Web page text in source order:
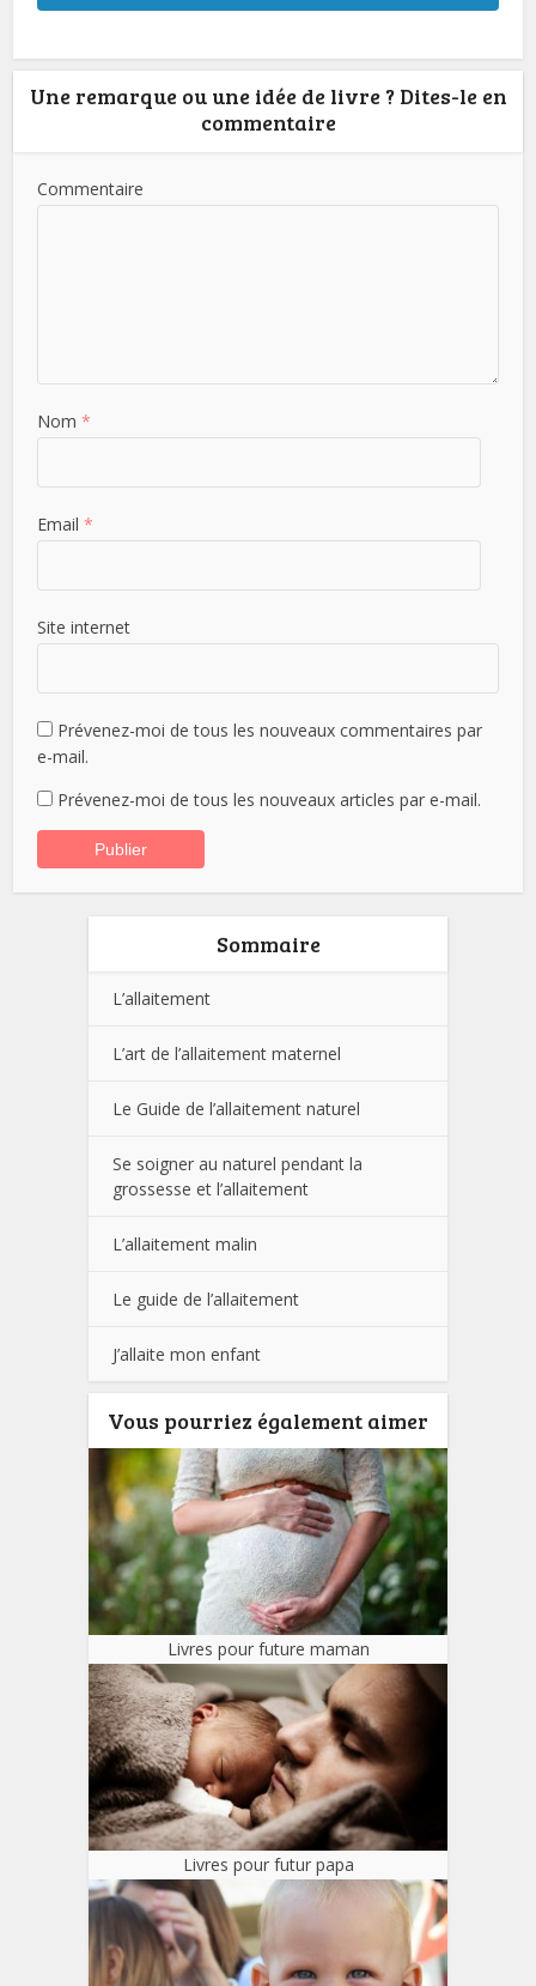
Une remarque ou une idée de livre ? Dites-le en
commentaire
Commentaire
Nom *
Email *
Site internet
Prévenez-moi de tous les nouveaux commentaires par
e-mail.
Prévenez-moi de tous les nouveaux articles par e-mail.
Sommaire
L’allaitement
L’art de l’allaitement maternel
Le Guide de l’allaitement naturel
Se soigner au naturel pendant la
grossesse et l’allaitement
L’allaitement malin
Le guide de l’allaitement
J’allaite mon enfant
Vous pourriez également aimer
Livres pour future maman
Livres pour futur papa